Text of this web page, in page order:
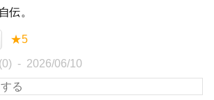
伝。
★5
2026/06/10